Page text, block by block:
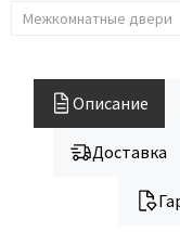
Krona Koblenz
Legend
Line Doors
Межкомнатные двери
Описание
Доставка